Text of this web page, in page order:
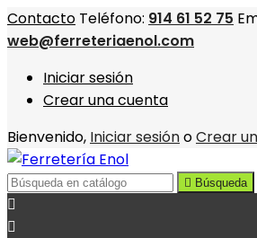
Contacto Teléfono: 914 61 52 75
web@ferreteriaenol.com
Iniciar sesión
Crear una cuenta
Bienvenido, Iniciar sesiónoCrear
 Búsqueda

